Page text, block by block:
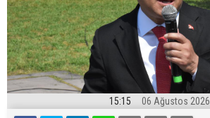
15:15 06 Ağustos 2026